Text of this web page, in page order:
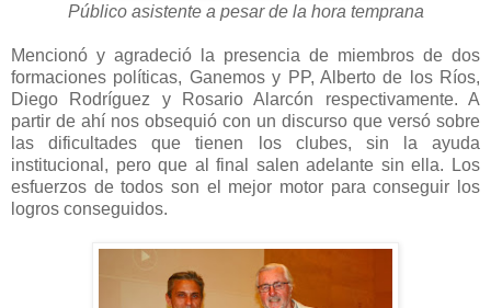
Público asistente a pesar de la hora temprana
Mencionó y agradeció la presencia de miembros de dos
formaciones políticas, Ganemos y PP, Alberto de los Ríos,
Diego Rodríguez y Rosario Alarcón respectivamente. A
partir de ahí nos obsequió con un discurso que versó sobre
las dificultades que tienen los clubes, sin la ayuda
institucional, pero que al final salen adelante sin ella. Los
esfuerzos de todos son el mejor motor para conseguir los
logros conseguidos.